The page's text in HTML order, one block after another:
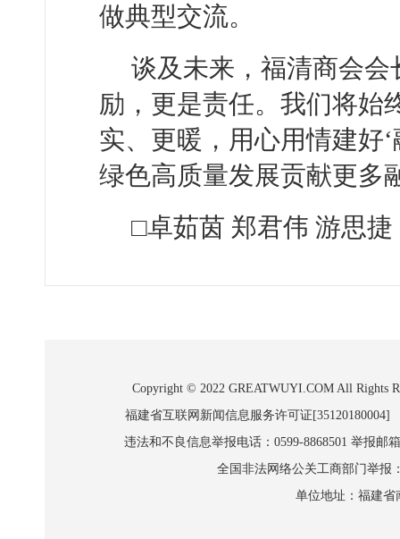
做典型交流。
谈及未来，福清商会
励，更是责任。我们将始
实、更暖，用心用情建好
绿色高质量发展贡献更多
□卓茹茵 郑君伟 游思捷
Copyright © 2022 GREATWUYI.COM All Rights
福建省互联网新闻信息服务许可证
违法和不良信息举报电话：0599-8868501 举报邮
全国非法网络公关工商部门举报
单位地址：福建省